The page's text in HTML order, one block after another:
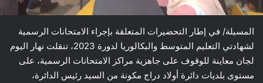
المسيلة/ في إطار التحضيرات المتعلقة بإجراء الامتحانات الرسمية
لشهادتي التعليم المتوسط والبكالوريا لدورة 2023، تنقلت نهار اليوم
لجان معاينة للوقوف على جاهزية مراكز الامتحانات الرسمية، على
مستوى بلديات دائرة أولاد دراج مكونة من السيد رئيس الدائرة،